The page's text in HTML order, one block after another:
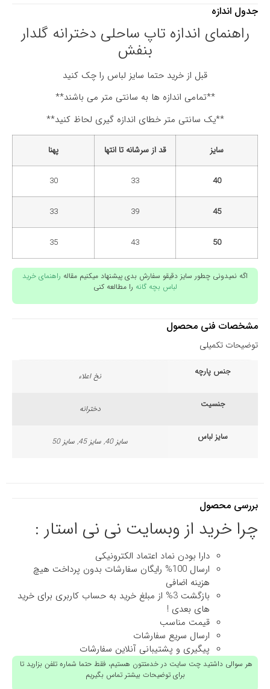
جدول اندازه
راهنمای اندازه تاپ ساحلی دخترانه گلدار
بنفش
قبل از خرید حتما سایز لباس را چک کنید
**تمامی اندازه ها به سانتی متر می باشند**
**یک سانتی متر خطای اندازه گیری لحاظ کنید**
سایز قد از سرشانه تا انتها پهنا
40
33
30
45
39
33
50
43
35
اگه نمیدونی چطور سایز دقیقو سفارش بدی پیشنهاد میکنیم مقاله راهنمای خرید
لباس بچه گانه را مطالعه کنی
مشخصات فنی محصول
توضیحات تکمیلی
جنس پارچه نخ اعلاء
جنسیت دخترانه
سایز لباس سایز 40, سایز 45, سایز 50
بررسی محصول
چرا خرید از وبسایت نی نی استار :
دارا بودن نماد اعتماد الکترونیکی
ارسال 100% رایگان سفارشات بدون پرداخت هیچ
هزینه اضافی
بازگشت 3% از مبلغ خرید به حساب کاربری برای خرید
های بعدی !
قیمت مناسب
ارسال سریع سفارشات
پیگیری و پشتیبانی آنلاین سفارشات
هر سوالی داشتید چت سایت در خدمتتون هستیم، فقط حتما شماره تلفن بزارید تا
برای توضیحات بیشتر تماس بگیریم